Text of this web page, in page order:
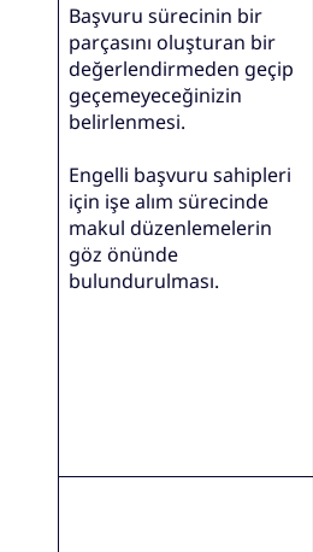
Başvuru sürecinin bir
parçasını oluşturan bir
değerlendirmeden geçip
geçemeyeceğinizin
belirlenmesi.
Engelli başvuru sahipleri
için işe alım sürecinde
makul düzenlemelerin
göz önünde
bulundurulması.